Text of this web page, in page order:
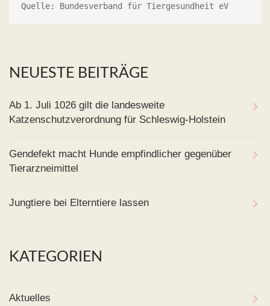
Quelle: Bundesverband für Tiergesundheit eV
NEUESTE BEITRÄGE
Ab 1. Juli 1026 gilt die landesweite
Katzenschutzverordnung für Schleswig-Holstein
Gendefekt macht Hunde empfindlicher gegenüber
Tierarzneimittel
Jungtiere bei Elterntiere lassen
KATEGORIEN
Aktuelles